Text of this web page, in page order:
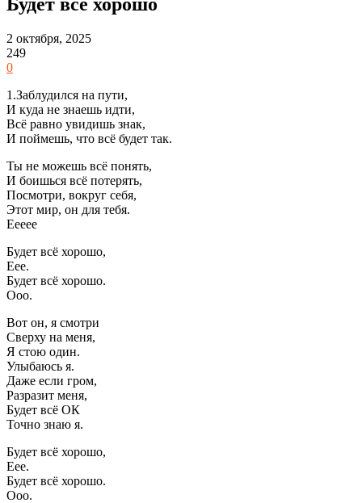
2 октября, 2025
249
0
1.Заблудился на пути,
И куда не знаешь идти,
Всё равно увидишь знак,
И поймешь, что всё будет так.
Ты не можешь всё понять,
И боишься всё потерять,
Посмотри, вокруг себя,
Этот мир, он для тебя.
Еееее
Будет всё хорошо,
Еее.
Будет всё хорошо.
Ооо.
Вот он, я смотри
Сверху на меня,
Я стою один.
Улыбаюсь я.
Даже если гром,
Разразит меня,
Будет всё ОК
Точно знаю я.
Будет всё хорошо,
Еее.
Будет всё хорошо.
Ооо.